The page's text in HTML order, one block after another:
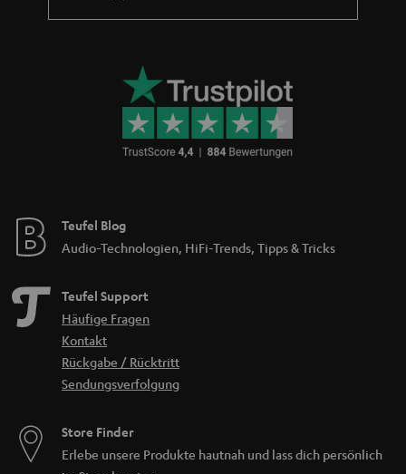
Teufel Blog
Audio-Technologien, HiFi-Trends, Tipps & Tricks
Teufel Support
Häufige Fragen
Kontakt
Rückgabe / Rücktritt
Sendungsverfolgung
Store Finder
Erlebe unsere Produkte hautnah und lass dich persönlich